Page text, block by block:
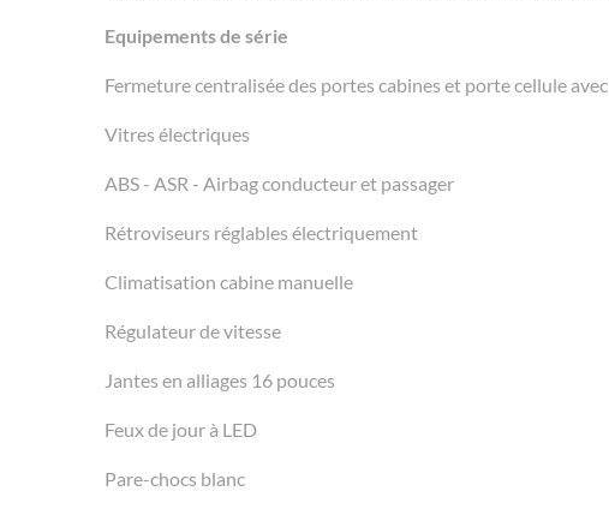
Equipements de série
Fermeture centralisée des portes cabines et porte cellule
Vitres électriques
ABS - ASR - Airbag conducteur et passager
Rétroviseurs réglables électriquement
Climatisation cabine manuelle
Régulateur de vitesse
Jantes en alliages 16 pouces
Feux de jour à LED
Pare-chocs blanc